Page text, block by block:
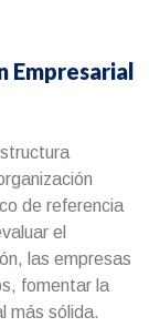
Empresarial
de referencia
el
las empresas
fomentar la
más sólida.